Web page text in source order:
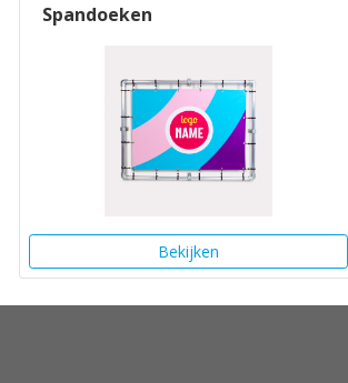
Spandoeken
Bekijken